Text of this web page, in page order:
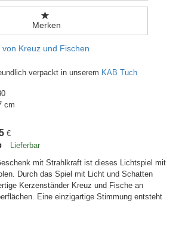
Merken
Kreuz und Fischen
verpackt in unserem KAB Tuch
cm
€
Lieferbar
mit Strahlkraft ist dieses Lichtspiel mit
Durch das Spiel mit Licht und Schatten
Kerzenständer Kreuz und Fische an
Eine einzigartige Stimmung entsteht